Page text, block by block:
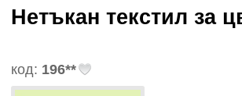
Нетъкан текстил за
код: 196**